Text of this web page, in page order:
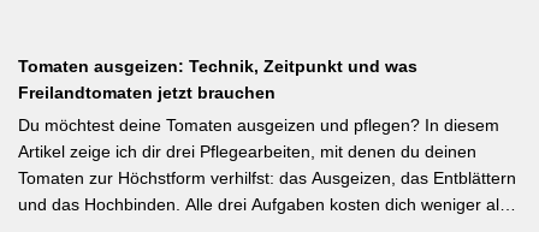
Austrocknung. Die ideale Schichtdicke liegt bei 5–10 cm, immer
mit Abstand zum Pflanzenstamm, um Fäulnis zu vermeiden.
Besonders wertvoll: Häufige Fehler wie zu dicke Schichten oder
die Verwendung von frischem Rasenschnitt als alleiniges Material
werden klar benannt. [Thema-Tag: #Bodenpflege #Mulchen
#BiologischerGartenbau]
Tomaten ausgeizen: Technik, Zeitpunkt und was
Freilandtomaten jetzt brauchen
Du möchtest deine Tomaten ausgeizen und pflegen? In diesem
Artikel zeige ich dir drei Pflegearbeiten, mit denen du deinen
Tomaten zur Höchstform verhilfst: das Ausgeizen, das Entblättern
und das Hochbinden. Alle drei Aufgaben kosten dich weniger als